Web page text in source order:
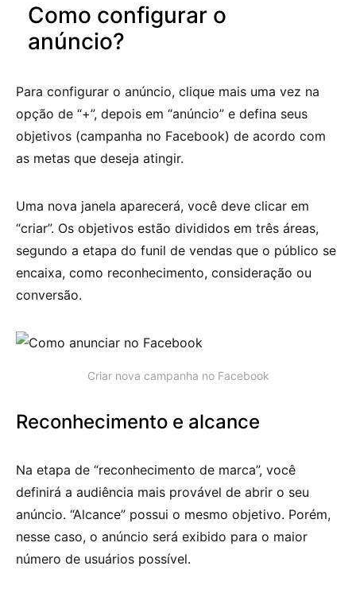
Como configurar o
anúncio?
Para configurar o anúncio, clique mais uma vez na
opção de “+”, depois em “anúncio” e defina seus
objetivos (campanha no Facebook) de acordo com
as metas que deseja atingir.
Uma nova janela aparecerá, você deve clicar em
“criar”. Os objetivos estão divididos em três áreas,
segundo a etapa do funil de vendas que o público se
encaixa, como reconhecimento, consideração ou
conversão.
Criar nova campanha no Facebook
Reconhecimento e alcance
Na etapa de “reconhecimento de marca”, você
definirá a audiência mais provável de abrir o seu
anúncio. “Alcance” possui o mesmo objetivo. Porém,
nesse caso, o anúncio será exibido para o maior
número de usuários possível.